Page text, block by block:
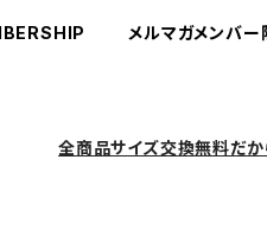
メルマガメンバ
全商品サイズ交換無料だか